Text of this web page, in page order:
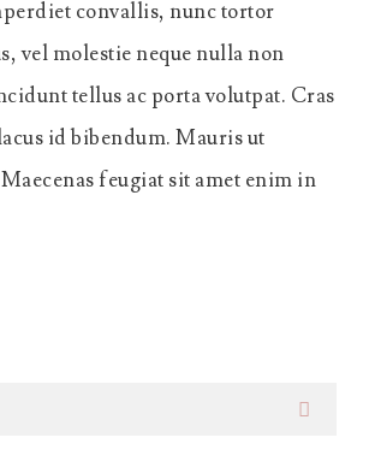
convallis, nunc tortor
vel molestie neque nulla non
tellus ac porta volutpat. Cras
id bibendum. Mauris ut
feugiat sit amet enim in